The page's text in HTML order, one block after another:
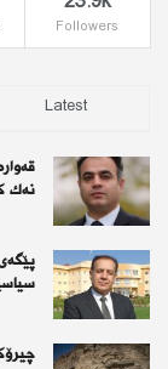
Followers
Latest
نەك